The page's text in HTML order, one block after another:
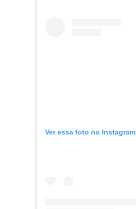
Ver essa foto no Instagram